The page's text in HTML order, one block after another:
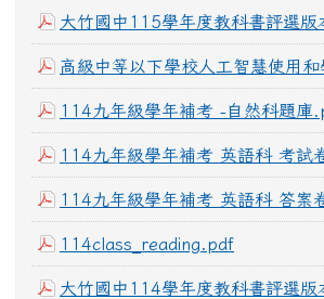
大竹國中115學年度教科書評選版
高級中等以下學校人工智慧使用和
114九年級學年補考 -自然科題庫
114九年級學年補考 英語科 考試
114九年級學年補考 英語科 答案
114class_reading.pdf
大竹國中114學年度教科書評選